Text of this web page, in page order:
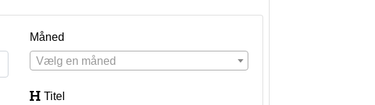
Måned
Vælg en måned
Titel